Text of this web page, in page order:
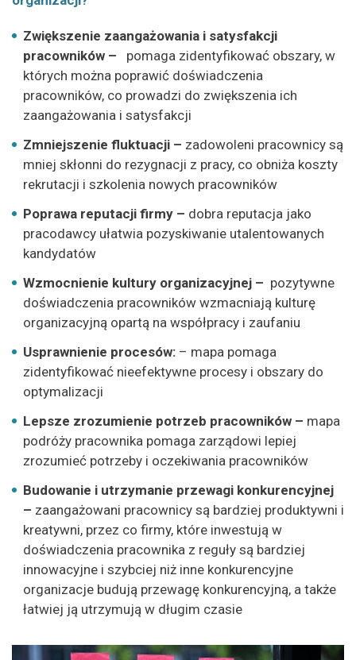
Zwiększenie zaangażowania i satysfakcji
pracowników –
pomaga zidentyfikować obszary, w
których można poprawić doświadczenia
pracowników, co prowadzi do zwiększenia ich
zaangażowania i satysfakcji
Zmniejszenie fluktuacji – zadowoleni pracownicy są
mniej skłonni do rezygnacji z pracy, co obniża koszty
rekrutacji i szkolenia nowych pracowników
Poprawa reputacji firmy – dobra reputacja jako
pracodawcy ułatwia pozyskiwanie utalentowanych
kandydatów
Wzmocnienie kultury organizacyjnej – pozytywne
doświadczenia pracowników wzmacniają kulturę
organizacyjną opartą na współpracy i zaufaniu
Usprawnienie procesów: – mapa pomaga
zidentyfikować nieefektywne procesy i obszary do
optymalizacji
Lepsze zrozumienie potrzeb pracowników – mapa
podróży pracownika pomaga zarządowi lepiej
zrozumieć potrzeby i oczekiwania pracowników
Budowanie i utrzymanie przewagi konkurencyjnej
– zaangażowani pracownicy są bardziej produktywni i
kreatywni, przez co firmy, które inwestują w
doświadczenia pracownika z reguły są bardziej
innowacyjne i szybciej niż inne konkurencyjne
organizacje budują przewagę konkurencyjną, a także
łatwiej ją utrzymują w długim czasie